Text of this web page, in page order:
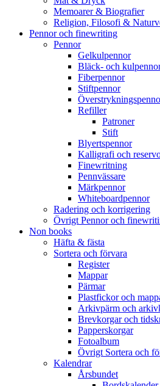
Memoarer & Biografier
Religion, Filosofi &
Pennor och finewriting
Pennor
Gelkulpennor
Bläck- och
Fiberpennor
Stiftpennor
Refiller
Patroner
Stift
Blyertspennor
Kalligrafi och
Finewritning
Pennvässare
Märkpennor
Whiteboardpennor
Radering och korrigering
Övrigt Pennor och
Non books
Häfta & fästa
Sortera och förvara
Register
Mappar
Pärmar
Plastfickor och
Arkivpärm och
Brevkorgar och
Papperskorgar
Fotoalbum
Övrigt Sortera och
Kalendrar
Årsbundet